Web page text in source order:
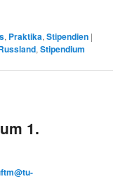
, Praktika,Stipendien |
,Stipendium
1.